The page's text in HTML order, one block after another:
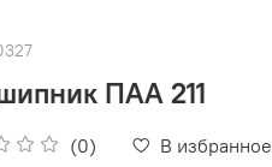
ПАА 211
(0) В избранное